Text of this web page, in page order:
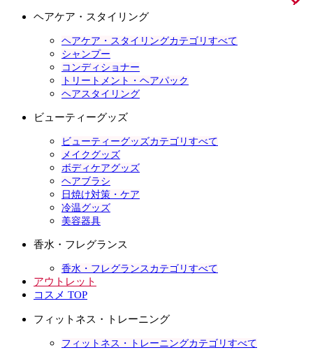
ヘアケア・スタイリング
ヘアケア・スタイリングカテゴリすべて
シャンプー
コンディショナー
トリートメント・ヘアパック
ヘアスタイリング
ビューティーグッズ
ビューティーグッズカテゴリすべて
メイクグッズ
ボディケアグッズ
ヘアブラシ
日焼け対策・ケア
冷温グッズ
美容器具
香水・フレグランス
香水・フレグランスカテゴリすべて
アウトレット
コスメ TOP
フィットネス・トレーニング
フィットネス・トレーニングカテゴリすべて